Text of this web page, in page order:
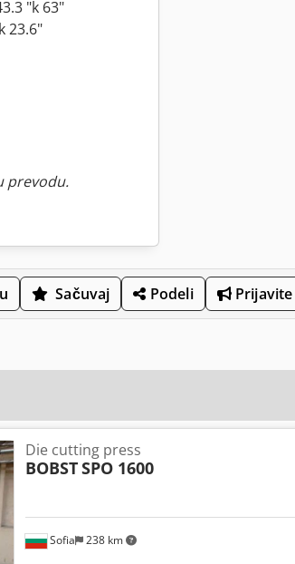
"k 63"
23.6"
prevodu.
Sačuvaj Podeli Prijavite
Sofia 238 km
Die cutting press
BOBSTSPO 1600